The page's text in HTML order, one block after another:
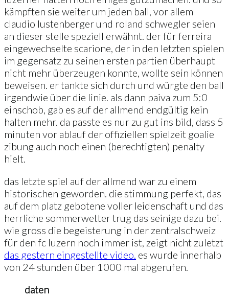
kämpften sie weiter um jeden ball, vor allem
claudio lustenberger und roland schwegler seien
an dieser stelle speziell erwähnt. der für ferreira
eingewechselte scarione, der in den letzten spielen
im gegensatz zu seinen ersten partien überhaupt
nicht mehr überzeugen konnte, wollte sein können
beweisen. er tankte sich durch und würgte den ball
irgendwie über die linie. als dann paiva zum 5:0
einschob, gab es auf der allmend endgültig kein
halten mehr. da passte es nur zu gut ins bild, dass 5
minuten vor ablauf der offiziellen spielzeit goalie
zibung auch noch einen (berechtigten) penalty
hielt.
das letzte spiel auf der allmend war zu einem
historischen geworden. die stimmung perfekt, das
auf dem platz gebotene voller leidenschaft und das
herrliche sommerwetter trug das seinige dazu bei.
wie gross die begeisterung in der zentralschweiz
für den fc luzern noch immer ist, zeigt nicht zuletzt
das gestern eingestellte video. es wurde innerhalb
von 24 stunden über 1000 mal abgerufen.
daten